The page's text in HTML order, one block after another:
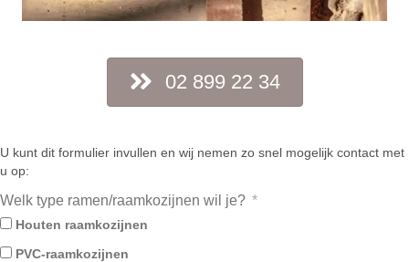
02 899 22 34
U kunt dit formulier invullen en wij nemen zo snel mogelijk contact met
u op:
Welk type ramen/raamkozijnen wil je?
Houten raamkozijnen
PVC-raamkozijnen